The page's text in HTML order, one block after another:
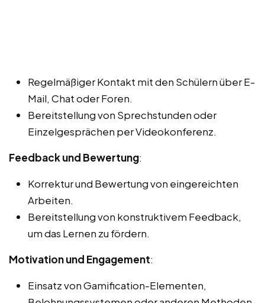
Regelmäßiger Kontakt mit den Schülern über E-
Mail, Chat oder Foren.
Bereitstellung von Sprechstunden oder
Einzelgesprächen per Videokonferenz.
Feedback und Bewertung:
Korrektur und Bewertung von eingereichten
Arbeiten.
Bereitstellung von konstruktivem Feedback,
um das Lernen zu fördern.
Motivation und Engagement:
Einsatz von Gamification-Elementen,